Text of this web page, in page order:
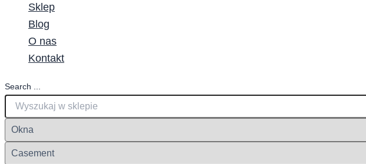
Sklep
Blog
O nas
Kontakt
Search ...